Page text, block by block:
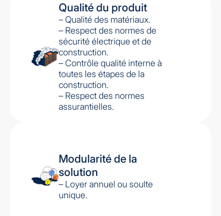
Qualité du produit
– Qualité des matériaux.
– Respect des normes de
sécurité électrique et de
construction.
– Contrôle qualité interne à
toutes les étapes de la
construction.
– Respect des normes
assurantielles.
Modularité de la
solution
– Loyer annuel ou soulte
unique.